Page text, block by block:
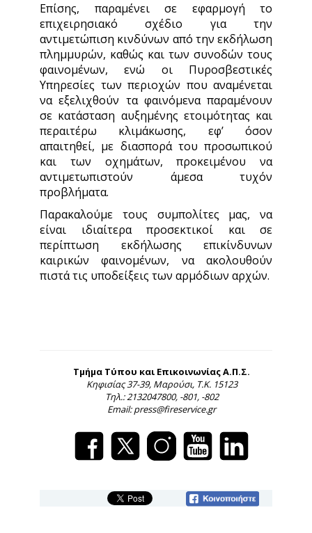
Επίσης, παραμένει σε εφαρμογή το
επιχειρησιακό σχέδιο για την
αντιμετώπιση κινδύνων από την εκδήλωση
πλημμυρών, καθώς και των συνοδών τους
φαινομένων, ενώ οι Πυροσβεστικές
Υπηρεσίες των περιοχών που αναμένεται
να εξελιχθούν τα φαινόμενα παραμένουν
σε κατάσταση αυξημένης ετοιμότητας και
περαιτέρω κλιμάκωσης, εφ’ όσον
απαιτηθεί, με διασπορά του προσωπικού
και των οχημάτων, προκειμένου να
αντιμετωπιστούν άμεσα τυχόν
προβλήματα.
Παρακαλούμε τους συμπολίτες μας, να
είναι ιδιαίτερα προσεκτικοί και σε
περίπτωση εκδήλωσης επικίνδυνων
καιρικών φαινομένων, να ακολουθούν
πιστά τις υποδείξεις των αρμόδιων αρχών.
Τμήμα Τύπου και Επικοινωνίας Α.Π.Σ.
Κηφισίας 37-39, Μαρούσι, Τ.Κ. 15123
Τηλ.: 2132047800, -801, -802
Email: press@fireservice.gr